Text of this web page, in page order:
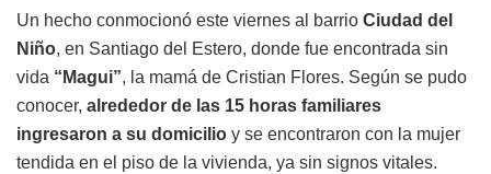
Un hecho conmocionó este viernes al barrio Ciudad del
Niño, en Santiago del Estero, donde fue encontrada sin
vida “Magui”, la mamá de Cristian Flores. Según se pudo
conocer, alrededor de las 15 horas familiares
ingresaron a su domicilio y se encontraron con la mujer
tendida en el piso de la vivienda, ya sin signos vitales.